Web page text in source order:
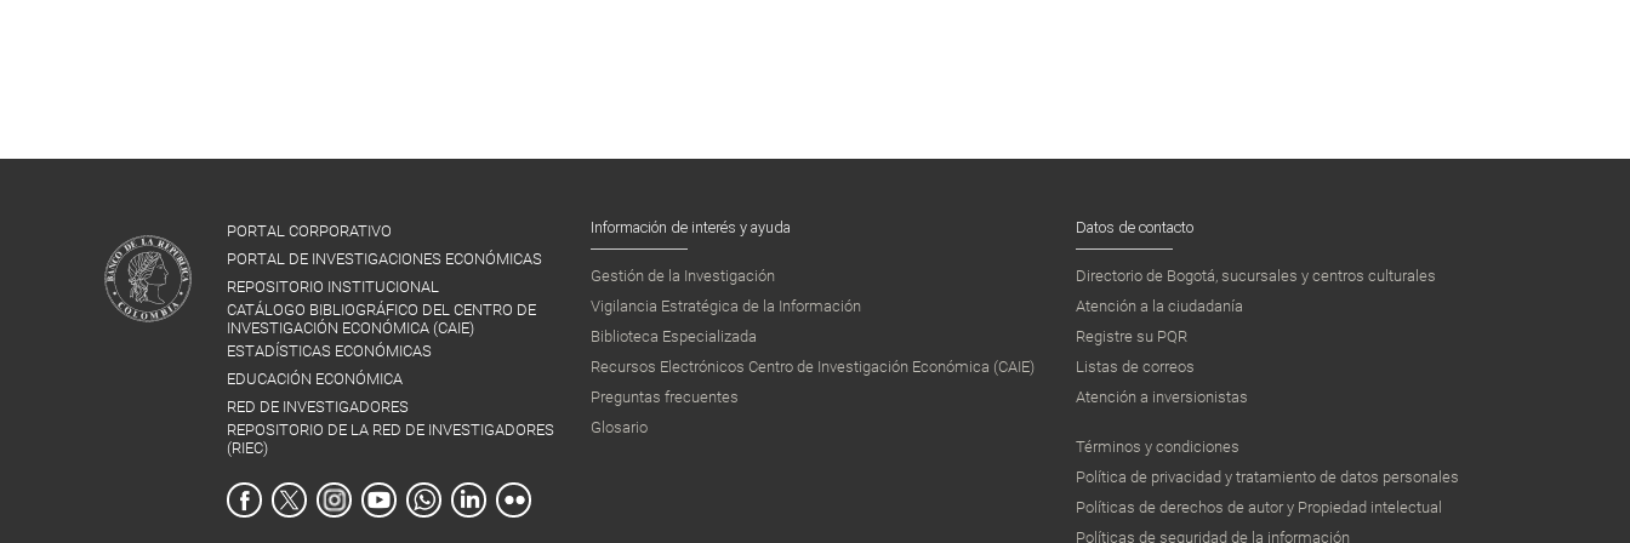
PORTAL CORPORATIVO
PORTAL DE INVESTIGACIONES ECONÓMICAS
REPOSITORIO INSTITUCIONAL
CATÁLOGO BIBLIOGRÁFICO DEL CENTRO DE
INVESTIGACIÓN ECONÓMICA (CAIE)
ESTADÍSTICAS ECONÓMICAS
EDUCACIÓN ECONÓMICA
RED DE INVESTIGADORES
REPOSITORIO DE LA RED DE INVESTIGADORES
(RIEC)
Información de interés y ayuda
Gestión de la Investigación
Vigilancia Estratégica de la Información
Biblioteca Especializada
Recursos Electrónicos Centro de Investigación Económica (CAIE)
Preguntas frecuentes
Glosario
Datos de contacto
Directorio de Bogotá, sucursales y centros culturales
Atención a la ciudadanía
Registre su PQR
Listas de correos
Atención a inversionistas
Términos y condiciones
Política de privacidad y tratamiento de datos personales
Políticas de derechos de autor y Propiedad intelectual
Políticas de seguridad de la información